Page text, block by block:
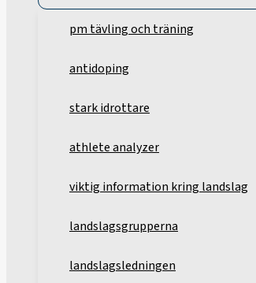
pm tävling och träning
antidoping
stark idrottare
athlete analyzer
viktig information kring landslag
landslagsgrupperna
landslagsledningen